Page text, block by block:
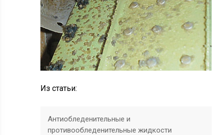
Из статьи:
Антиобледенительные и
противообледенительные жидкости